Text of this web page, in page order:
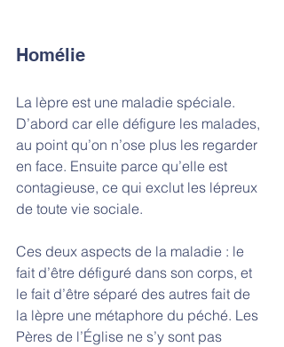
Homélie
La lèpre est une maladie spéciale.
D’abord car elle défigure les malades,
au point qu’on n’ose plus les regarder
en face. Ensuite parce qu’elle est
contagieuse, ce qui exclut les lépreux
de toute vie sociale.
Ces deux aspects de la maladie : le
fait d’être défiguré dans son corps, et
le fait d’être séparé des autres fait de
la lèpre une métaphore du péché. Les
Pères de l’Église ne s’y sont pas